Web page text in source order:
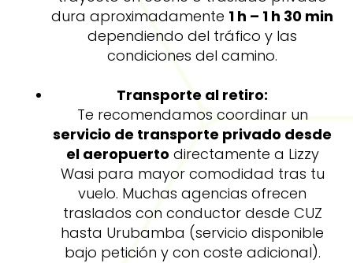
dura aproximadamente 1 h – 1 h 30 min
dependiendo del tráfico y las
condiciones del camino.
Transporte al retiro:
Te recomendamos coordinar un
servicio de transporte privado desde
el aeropuerto directamente a Lizzy
Wasi para mayor comodidad tras tu
vuelo. Muchas agencias ofrecen
traslados con conductor desde CUZ
hasta Urubamba (servicio disponible
bajo petición y con coste adicional).